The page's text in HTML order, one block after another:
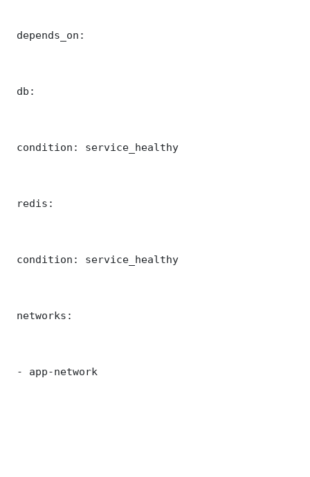
depends_on:
db:
condition: service_healthy
redis:
condition: service_healthy
networks:
- app-network